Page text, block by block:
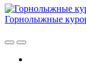
Горнолыжные